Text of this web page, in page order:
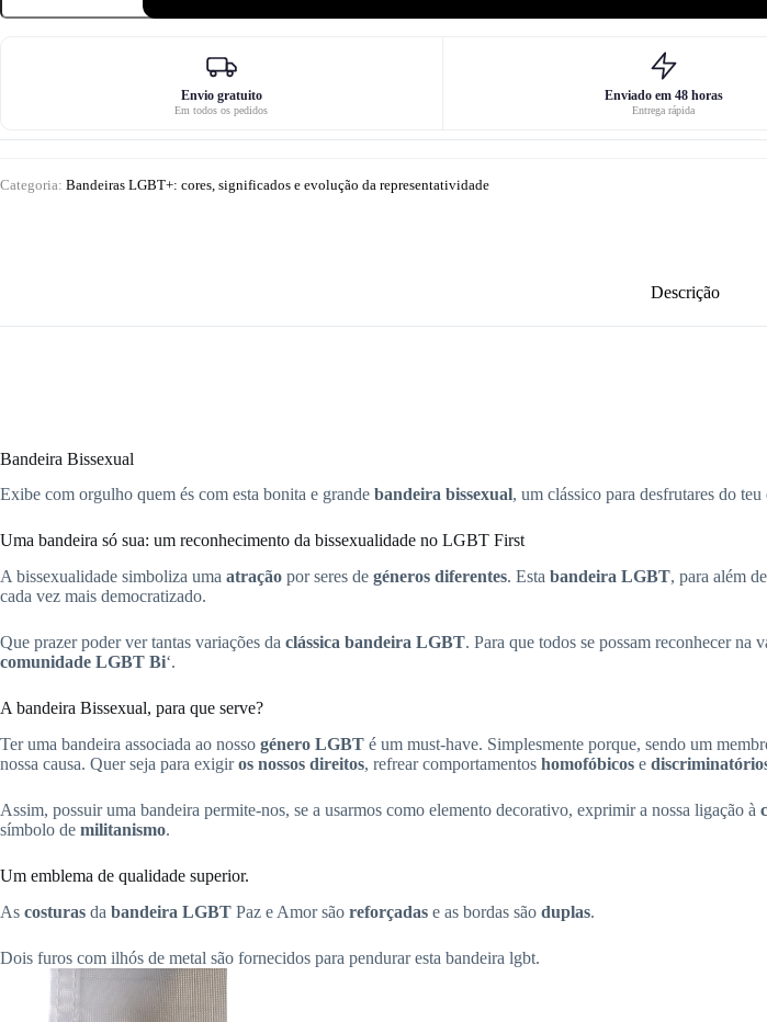
bissexual
Envio gratuito
Em todos os pedidos
Enviado em 48 horas
Entrega rápida
Categoria: Bandeiras LGBT+: cores, significados e evolução da representatividade
Descrição
Bandeira Bissexual
Exibe com orgulho quem és com esta bonita e grande bandeira bissexual, um clássico para desfrutares do teu
Uma bandeira só sua: um reconhecimento da bissexualidade no LGBT First
A bissexualidade simboliza uma atração por seres de géneros diferentes. Esta bandeira LGBT, para além
cada vez mais democratizado.
Que prazer poder ver tantas variações da clássica bandeira LGBT. Para que todos se possam reconhecer na
comunidade LGBT Bi‘.
A bandeira Bissexual, para que serve?
Ter uma bandeira associada ao nosso género LGBT é um must-have. Simplesmente porque, sendo um
nossa causa. Quer seja para exigiros nossos direitos, refrear comportamentos homofóbicos e
Assim, possuir uma bandeira permite-nos, se a usarmos como elemento decorativo, exprimir a nossa ligação à
símbolo de militanismo.
Um emblema de qualidade superior.
As costuras da bandeira LGBT Paz e Amor são reforçadas e as bordas são duplas.
Dois furos com ilhós de metal são fornecidos para pendurar esta bandeira lgbt.